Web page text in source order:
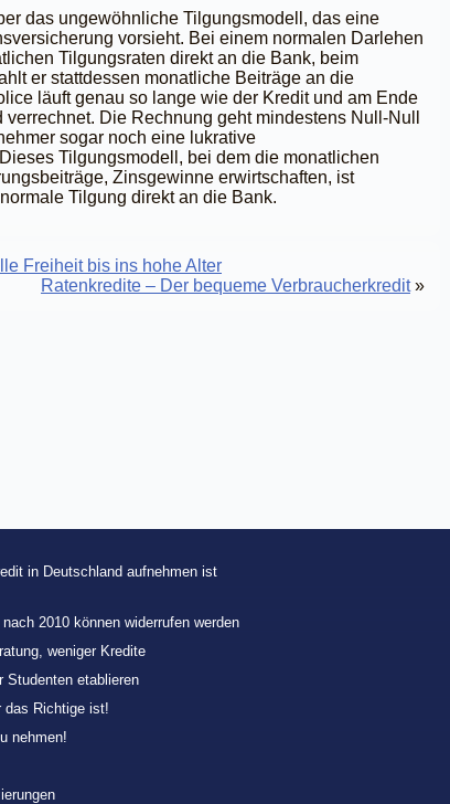
das ungewöhnliche Tilgungsmodell, das eine
vorsieht. Bei einem normalen Darlehen
Tilgungsraten direkt an die Bank, beim
er stattdessen monatliche Beiträge an die
läuft genau so lange wie der Kredit und am Ende
Die Rechnung geht mindestens Null-Null
sogar noch eine lukrative
Tilgungsmodell, bei dem die monatlichen
Zinsgewinne erwirtschaften, ist
Tilgung direkt an die Bank.
Freiheit bis ins hohe Alter
Ratenkredite – Der bequeme Verbraucherkredit»
in Deutschland aufnehmen ist
2010 können widerrufen werden
weniger Kredite
Studenten etablieren
das Richtige ist!
nehmen!